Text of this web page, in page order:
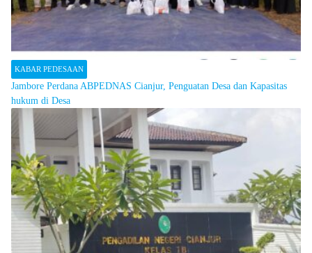
KABAR PEDESAAN
Jambore Perdana ABPEDNAS Cianjur, Penguatan Desa dan Kapasitas
hukum di Desa